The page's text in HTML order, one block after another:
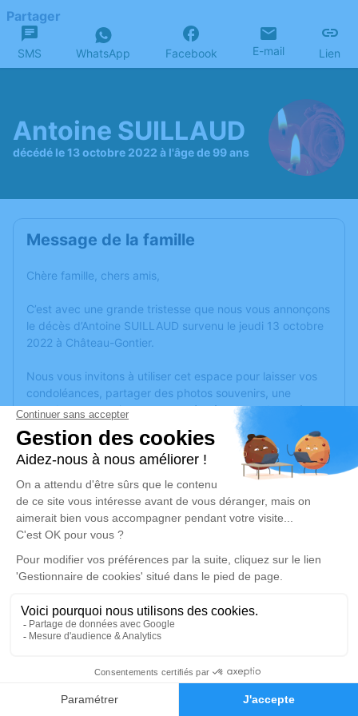
Faire-part Hommages
Partager
SMS WhatsApp Facebook E-mail Lien
Antoine SUILLAUD
décédé le 13 octobre 2022 à l'âge de 99 ans
Message de la famille
Chère famille, chers amis,
C’est avec une grande tristesse que nous vous annonçons
le décès d’Antoine SUILLAUD survenu le jeudi 13 octobre
2022 à Château-Gontier.
Nous vous invitons à utiliser cet espace pour laisser vos
condoléances, partager des photos souvenirs, une
anecdote ou exprimer vos pensées à travers des poèmes
ou des textes. Cet endroit est un lieu d'expression dédié à
honorer la mémoire d’Antoine SUILLAUD.
Un service de plantation d’arbre hommage estdisponible
lundi 17 octobre 2022 à 15h30
Cimetière de Nyoiseau de Segré-en-Anjou
Bleu
49500 Segré-en-Anjou Bleu